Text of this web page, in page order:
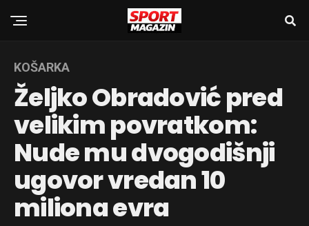
KOŠARKA
Željko Obradović pred
velikim povratkom:
Nude mu dvogodišnji
ugovor vredan 10
miliona evra